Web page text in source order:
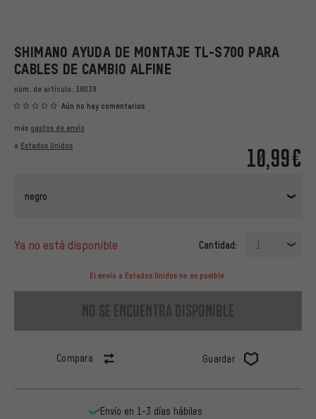
SHIMANO AYUDA DE MONTAJE TL-S700 PARA
CABLES DE CAMBIO ALFINE
núm. de artículo: 38039
Aún no hay comentarios
10,99€
más gastos de envío
a Estados Unidos
negro
ya no está disponible Cantidad: 1
El envío a Estados Unidos no es posible.
no se encuentra disponible
Compara Guardar
Envío en 1-3 días hábiles